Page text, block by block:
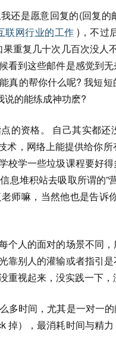
还是愿意回复的(回复
联网行业的工作 )，不过
重复几十次几百次没人
看到这些邮件是感觉到
真的帮你什么呢? 我短
说的能练成神功麽?
的资格。 自己其实都
术，网络上能提供给你
校学一些垃圾课程要好
息堆积站去吸取所谓的”
师嘛，当然他也是告诉
个人的面对的场景不同
靠别人的灌输或者指引
视起来，没实践一下，
多时间，尤其是一对一
掉），最消耗时间与精